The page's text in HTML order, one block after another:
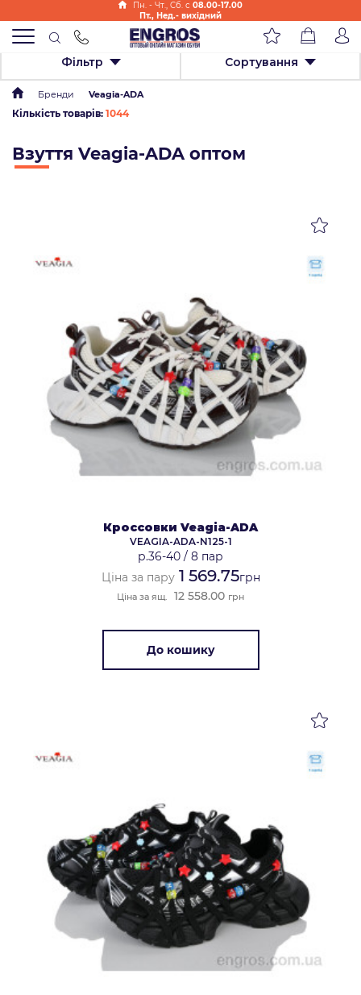
Пн. - Чт., Cб. с 08.00-17.00
Пт., Нед.- вихідний
Фільтр Сортування
Бренди Veagia-ADA
Кількість товарів: 1044
Взуття Veagia-ADA оптом
Кроссовки Veagia-ADA
VEAGIA-ADA-N125-1
р.36-40 / 8 пар
Ціна за пару1 569.75грн
Ціна за ящ. 12 558.00 грн
До кошику